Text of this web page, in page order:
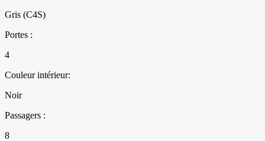
Gris (C4S)
Portes :
4
Couleur intérieur:
Noir
Passagers :
8